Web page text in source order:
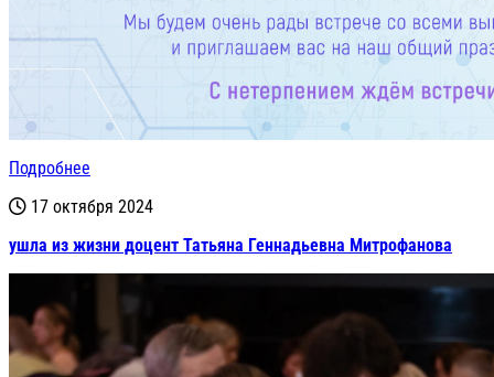
Подробнее
17 октября 2024
ушла из жизни доцент Татьяна Геннадьевна Митрофанова